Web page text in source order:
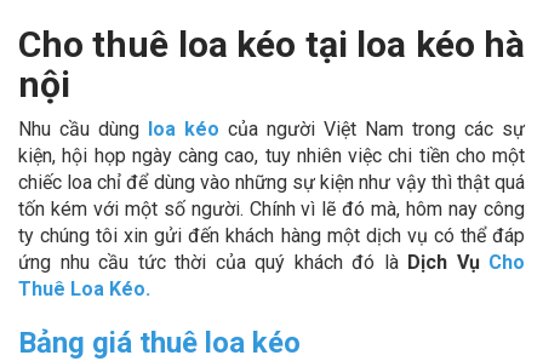
Cho thuê loa kéo tại loa kéo hà
nội
Nhu cầu dùng loa kéo của người Việt Nam trong các sự
kiện, hội họp ngày càng cao, tuy nhiên việc chi tiền cho một
chiếc loa chỉ để dùng vào những sự kiện như vậy thì thật quá
tốn kém với một số người. Chính vì lẽ đó mà, hôm nay công
ty chúng tôi xin gửi đến khách hàng một dịch vụ có thể đáp
ứng nhu cầu tức thời của quý khách đó là Dịch Vụ Cho
Thuê Loa Kéo.
Bảng giá thuê loa kéo